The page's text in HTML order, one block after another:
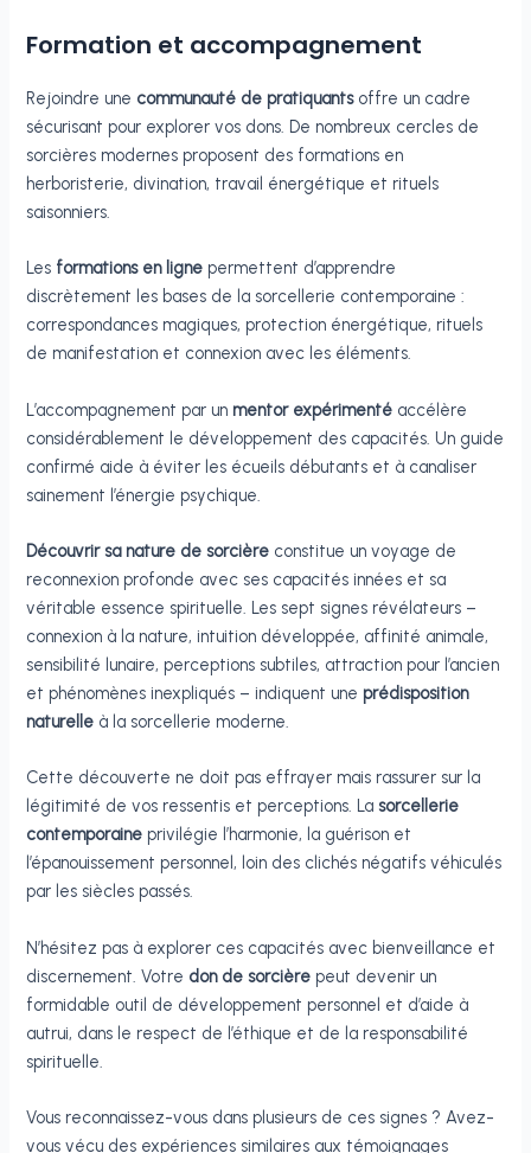
Formation et accompagnement
Rejoindre une communauté de pratiquantsoffre un cadre
sécurisant pour explorer vos dons. De nombreux cercles de
sorcières modernes proposent des formations en
herboristerie, divination, travail énergétique et rituels
saisonniers.
Les formations en ligne permettent d’apprendre
discrètement les bases de la sorcellerie contemporaine :
correspondances magiques, protection énergétique, rituels
de manifestation et connexion avec les éléments.
L’accompagnement par un mentor expérimenté accélère
considérablement le développement des capacités. Un guide
confirmé aide à éviter les écueils débutants et à canaliser
sainement l’énergie psychique.
Découvrir sa nature de sorcière constitue un voyage de
reconnexion profonde avec ses capacités innées et sa
véritable essence spirituelle. Les sept signes révélateurs –
connexion à la nature, intuition développée, affinité animale,
sensibilité lunaire, perceptions subtiles, attraction pour l’ancien
et phénomènes inexpliqués – indiquent une prédisposition
naturelle à la sorcellerie moderne.
Cette découverte ne doit pas effrayer mais rassurer sur la
légitimité de vos ressentis et perceptions. La sorcellerie
contemporaine privilégie l’harmonie, la guérison et
l’épanouissement personnel, loin des clichés négatifs véhiculés
par les siècles passés.
N’hésitez pas à explorer ces capacités avec bienveillance et
discernement. Votre don de sorcière peut devenir un
formidable outil de développement personnel et d’aide à
autrui, dans le respect de l’éthique et de la responsabilité
spirituelle.
Vous reconnaissez-vous dans plusieurs de ces signes ? Avez-
vous vécu des expériences similaires aux témoignages